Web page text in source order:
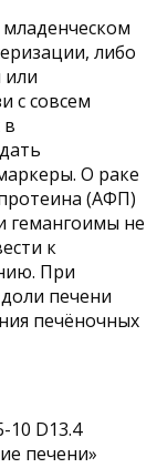
либо
с совсем
О раке
(АФП)
гемангоимы не
к
При
печени
печёночных
10 D13.4
печени»